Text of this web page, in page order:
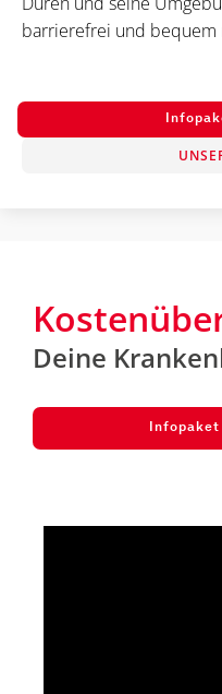
barrierefrei und bequem
Deine